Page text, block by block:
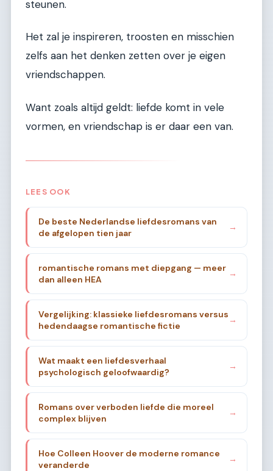
steunen.
Het zal je inspireren, troosten en misschien
zelfs aan het denken zetten over je eigen
vriendschappen.
Want zoals altijd geldt: liefde komt in vele
vormen, en vriendschap is er daar een van.
LEES OOK
De beste Nederlandse liefdesromans van
de afgelopen tien jaar
→
romantische romans met diepgang — meer
dan alleen HEA
→
Vergelijking: klassieke liefdesromans versus
hedendaagse romantische fictie
→
Wat maakt een liefdesverhaal
psychologisch geloofwaardig?
→
Romans over verboden liefde die moreel
complex blijven
→
Hoe Colleen Hoover de moderne romance
veranderde
→